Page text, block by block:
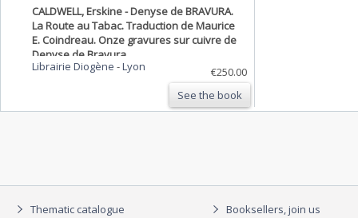
CALDWELL, Erskine - Denyse de BRAVURA.
La Route au Tabac. Traduction de Maurice
E. Coindreau. Onze gravures sur cuivre de
Denyse de Bravura.
Librairie Diogène -Lyon
€250.00
See the book
Thematic catalogue
Booksellers, join us